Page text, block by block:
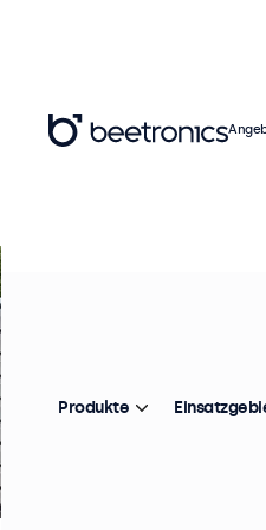
Produkte